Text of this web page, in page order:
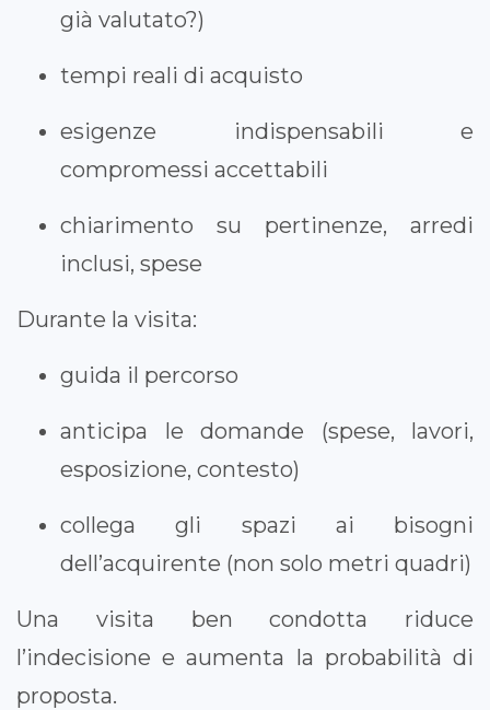
già valutato?)
tempi reali di acquisto
esigenze indispensabili e
compromessi accettabili
chiarimento su pertinenze, arredi
inclusi, spese
Durante la visita:
guida il percorso
anticipa le domande (spese, lavori,
esposizione, contesto)
collega gli spazi ai bisogni
dell’acquirente (non solo metri quadri)
Una visita ben condotta riduce
l’indecisione e aumenta la probabilità di
proposta.